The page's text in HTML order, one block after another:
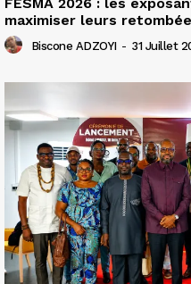
maximiser leurs
Biscone ADZOYI - 31 Juillet